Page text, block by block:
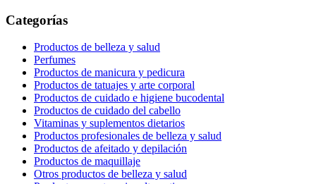
Categorías
Productos de belleza y salud
Perfumes
Productos de manicura y pedicura
Productos de tatuajes y arte corporal
Productos de cuidado e higiene bucodental
Productos de cuidado del cabello
Vitaminas y suplementos dietarios
Productos profesionales de belleza y salud
Productos de afeitado y depilación
Productos de maquillaje
Otros productos de belleza y salud